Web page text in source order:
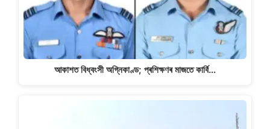
আকাশত বিধ্বংসী অগ্নিকাণ্ড; প্ৰশিক্ষণৰ মাজতে কাৰ্বি…